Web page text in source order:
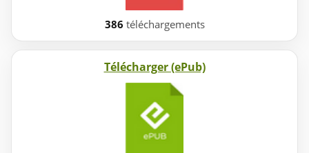
386 téléchargements
Télécharger (ePub)